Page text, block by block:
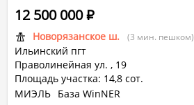
Новорязанское ш. (3 мин. пешком)
Ильинский пгт
Праволинейная ул. , 19
Площадь участка: 14,8 сот.
12 500 000Р
МИЭЛЬ База WinNER